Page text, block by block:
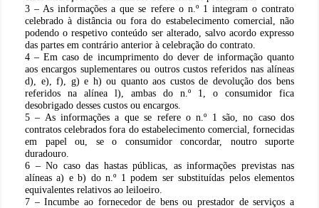
3 – As informações a que se refere o n.º 1 integram o contrato
celebrado à distância ou fora do estabelecimento comercial, não
podendo o respetivo conteúdo ser alterado, salvo acordo expresso
das partes em contrário anterior à celebração do contrato.
4 – Em caso de incumprimento do dever de informação quanto
aos encargos suplementares ou outros custos referidos nas alíneas
d), e), f), g) e h) ou quanto aos custos de devolução dos bens
referidos na alínea l), ambas do n.º 1, o consumidor fica
desobrigado desses custos ou encargos.
5 – As informações a que se refere o n.º 1 são, no caso dos
contratos celebrados fora do estabelecimento comercial, fornecidas
em papel ou, se o consumidor concordar, noutro suporte
duradouro.
6 – No caso das hastas públicas, as informações previstas nas
alíneas a) e b) do n.º 1 podem ser substituídas pelos elementos
equivalentes relativos ao leiloeiro.
7 – Incumbe ao fornecedor de bens ou prestador de serviços a